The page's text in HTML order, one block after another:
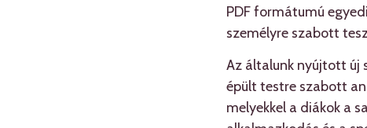
PDF formátumú
személyre szabott
Az általunk nyújtott új
épült testre szabott
melyekkel a diákok a